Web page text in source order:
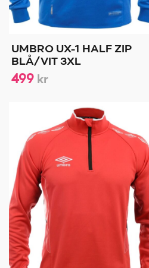
UMBRO UX-1 HALF ZIP
BLÅ/VIT 3XL
499 kr